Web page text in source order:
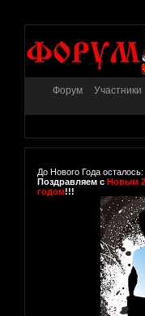
Форум Участники
До Нового Года осталось:
Поздравляем с Новым
годом!!!